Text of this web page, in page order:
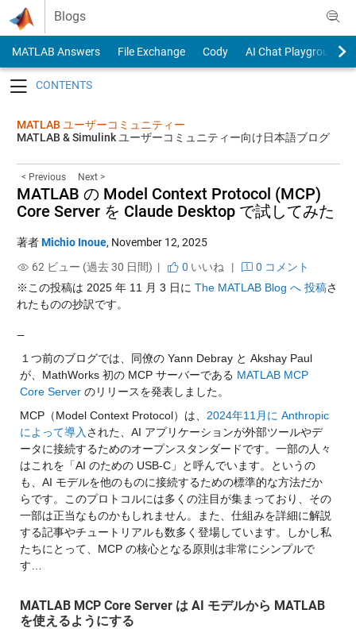
Skip to content
Blogs
MATLAB Answers File Exchange Cody
AI Chat Playground
MATLAB ユーザーコミュニティー
MATLAB & Simulink ユーザーコミュニティー向け日本語ブログ
< Previous Next >
MATLAB の Model Context Protocol (MCP)
Core Server を Claude Desktop で試してみた
著者Michio Inoue, November 12, 2025
62 ビュー (過去 30 日間) |
0 いいね |
0 コメント
※この投稿は 2025 年 11 月 3 日に The MATLAB Blog へ 投稿さ
れたものの抄訳です。
—
１つ前のブログでは、同僚の Yann Debray と Akshay Paul
が、MathWorks 初の MCP サーバーである MATLAB MCP
Core Server のリリースを発表しました。
MCP（Model Context Protocol）は、 2024年11月に Anthropic
によって導入 された、AI アプリケーションが外部ツールやデ
ータに接続するためのオープンスタンダードです。一部の人々
はこれを「AI のための USB-C」と呼んでいます。というの
も、AI モデルを他のものに接続するための標準的な方法だか
らです。このプロトコルには多くの注目が集まっており、その
一部は正当なものかもしれません。また、仕組みを詳細に解説
する記事やチュートリアルも数多く登場しています。しかし私
たちにとって、MCP の核心となる原則は非常にシンプルで
す…
MATLAB MCP Core Server は AI モデルから MATLAB
を使えるようにする